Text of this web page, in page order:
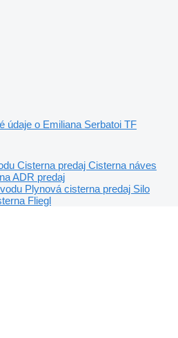
údaje o Emiliana Serbatoi TF
Cisterna predaj Cisterna náves
ADR predaj
Plynová cisterna predaj Silo
Fliegl